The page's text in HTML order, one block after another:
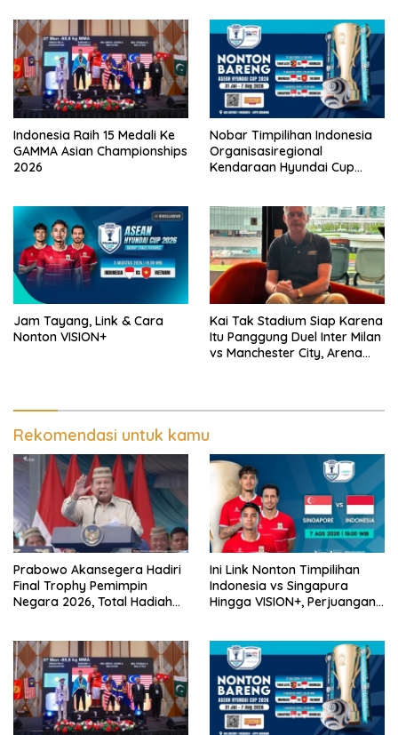
Indonesia Raih 15 Medali Ke
GAMMA Asian Championships
2026
Nobar Timpilihan Indonesia
Organisasiregional
Kendaraan Hyundai Cup
Jam Tayang, Link & Cara
Nonton VISION+
Kai Tak Stadium Siap Karena
Itu Panggung Duel Inter Milan
vs Manchester City, Arena
Rekomendasi untuk kamu
Prabowo Akansegera Hadiri
Final Trophy Pemimpin
Negara 2026, Total Hadiah
Ini Link Nonton Timpilihan
Indonesia vs Singapura
Hingga VISION+, Perjuangan